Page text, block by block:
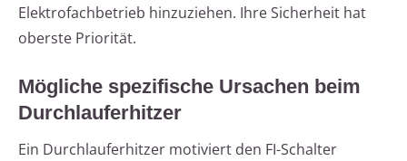
Elektrofachbetrieb hinzuziehen. Ihre Sicherheit hat
oberste Priorität.
Mögliche spezifische Ursachen beim
Durchlauferhitzer
Ein Durchlauferhitzer motiviert den FI-Schalter